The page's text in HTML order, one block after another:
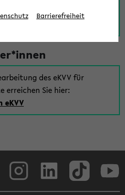
Gastzugang
des eKVV für
erreichen Sie hier:
eKVV
Barrierefreiheit